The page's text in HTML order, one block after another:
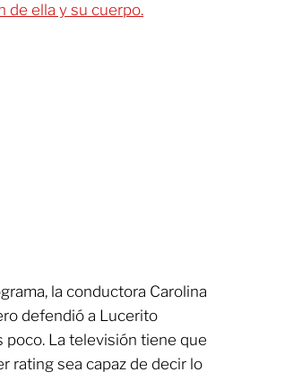
de ella y su cuerpo.
la conductora Carolina
defendió a Lucerito
poco. La televisión tiene que
rating sea capaz de decir lo